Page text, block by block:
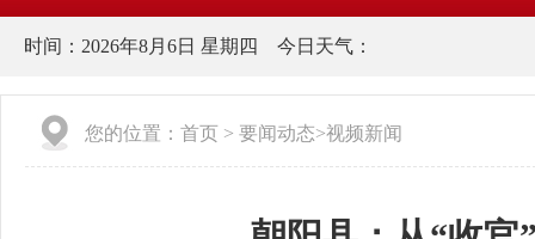
时间： 2026年8月6日 星期四 今日天气：
您的位置： 首页 > 要闻动态>视频新闻